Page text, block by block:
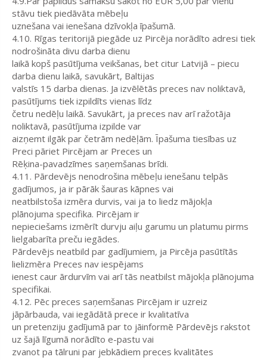
stāvu tiek piedāvāta mēbeļu
uznešana vai ienešana dzīvokļa īpašumā.
4.10. Rīgas teritorijā piegāde uz Pircēja norādīto adresi tiek
nodrošināta divu darba dienu
laikā kopš pasūtījuma veikšanas, bet citur Latvijā – piecu
darba dienu laikā, savukārt, Baltijas
valstīs 15 darba dienas. Ja izvēlētās preces nav noliktavā,
pasūtījums tiek izpildīts vienas līdz
četru nedēļu laikā. Savukārt, ja preces nav arī ražotāja
noliktavā, pasūtījuma izpilde var
aizņemt ilgāk par četrām nedēļām. Īpašuma tiesības uz
Preci pāriet Pircējam ar Preces un
Rēķina-pavadzīmes saņemšanas brīdi.
4.11. Pārdevējs nenodrošina mēbeļu ienešanu telpās
gadījumos, ja ir pārāk šauras kāpnes vai
neatbilstoša izmēra durvis, vai ja to liedz mājokļa
plānojuma specifika. Pircējam ir
nepieciešams izmērīt durvju aiļu garumu un platumu pirms
lielgabarīta preču iegādes.
Pārdevējs neatbild par gadījumiem, ja Pircēja pasūtītās
lielizmēra Preces nav iespējams
ienest caur ārdurvīm vai arī tās neatbilst mājokļa plānojuma
specifikai.
4.12. Pēc preces saņemšanas Pircējam ir uzreiz
jāpārbauda, vai iegādātā prece ir kvalitatīva
un pretenziju gadījumā par to jāinformē Pārdevējs rakstot
uz šajā līgumā norādīto e-pastu vai
zvanot pa tālruni par jebkādiem preces kvalitātes